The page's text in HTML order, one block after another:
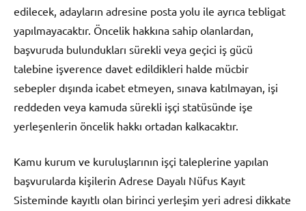
edilecek, adayların adresine posta yolu ile ayrıca tebligat
yapılmayacaktır. Öncelik hakkına sahip olanlardan,
başvuruda bulundukları sürekli veya geçici iş gücü
talebine işverence davet edildikleri halde mücbir
sebepler dışında icabet etmeyen, sınava katılmayan, işi
reddeden veya kamuda sürekli işçi statüsünde işe
yerleşenlerin öncelik hakkı ortadan kalkacaktır.
Kamu kurum ve kuruluşlarının işçi taleplerine yapılan
başvurularda kişilerin Adrese Dayalı Nüfus Kayıt
Sisteminde kayıtlı olan birinci yerleşim yeri adresi dikkate